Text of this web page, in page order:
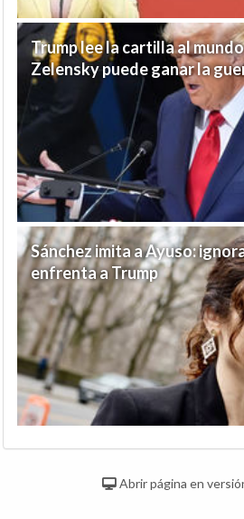
Trump lee la cartilla al
Zelensky puede ganar la
Sánchez imita a Ayuso:
enfrenta a Trump
Abrir página en